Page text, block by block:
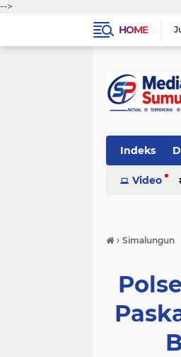
-->
HOME
Indeks
Video
› Simalungun